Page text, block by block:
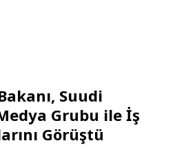
Suudi
Grubu ile İş
Görüştü